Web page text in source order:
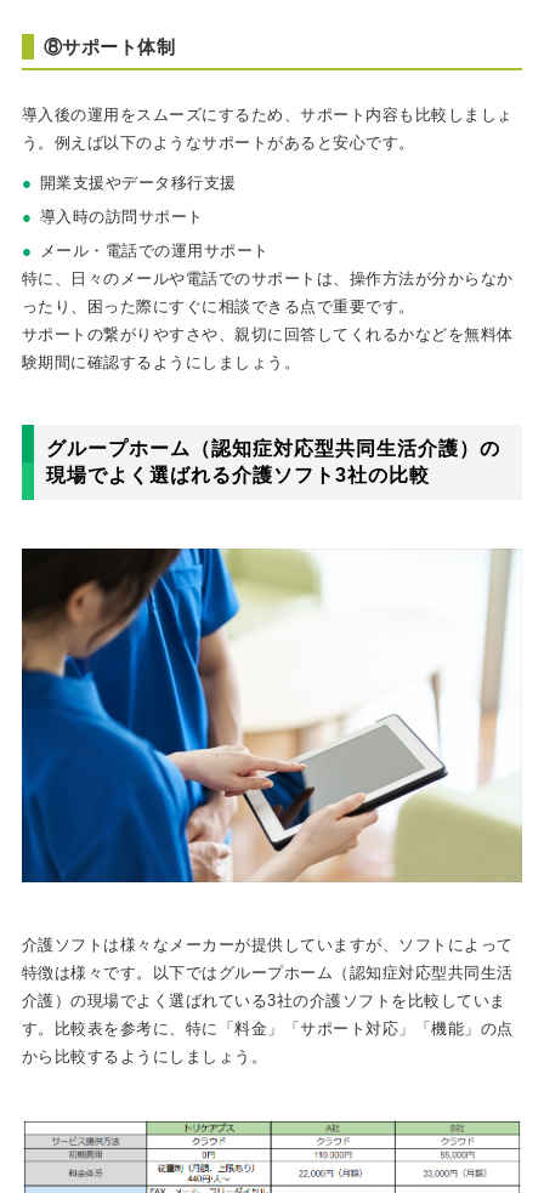
⑧サポート体制
導入後の運用をスムーズにするため、サポート内容も比較しましょ
う。例えば以下のようなサポートがあると安心です。
開業支援やデータ移行支援
導入時の訪問サポート
メール・電話での運用サポート
特に、日々のメールや電話でのサポートは、操作方法が分からなか
ったり、困った際にすぐに相談できる点で重要です。
サポートの繋がりやすさや、親切に回答してくれるかなどを無料体
験期間に確認するようにしましょう。
グループホーム（認知症対応型共同生活介護）の
現場でよく選ばれる介護ソフト3社の比較
介護ソフトは様々なメーカーが提供していますが、ソフトによって
特徴は様々です。以下ではグループホーム（認知症対応型共同生活
介護）の現場でよく選ばれている3社の介護ソフトを比較していま
す。比較表を参考に、特に「料金」「サポート対応」「機能」の点
から比較するようにしましょう。